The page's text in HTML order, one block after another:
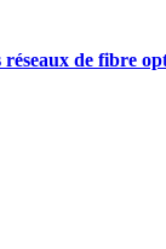
réseaux de fibre